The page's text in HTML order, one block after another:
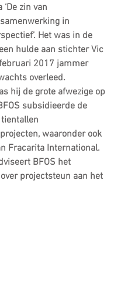
zin van
in
Het was in de
hulde aan stichter Vic
2017 jammer
overleed.
hij de grote afwezige op
subsidieerde de
waaronder ook
Fracarita International.
BFOS het
projectsteun aan het